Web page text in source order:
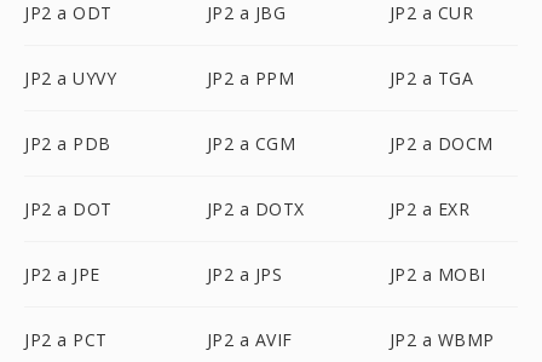
JP2 a ODT JP2 a JBG JP2 a CUR
JP2 a UYVY JP2 a PPM JP2 a TGA
JP2 a PDB JP2 a CGM JP2 a DOCM
JP2 a DOT JP2 a DOTX JP2 a EXR
JP2 a JPE JP2 a JPS JP2 a MOBI
JP2 a PCT JP2 a AVIF JP2 a WBMP